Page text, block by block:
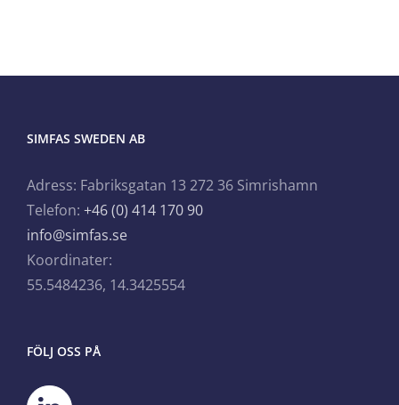
SIMFAS SWEDEN AB
Adress: Fabriksgatan 13 272 36 Simrishamn
Telefon: +46 (0) 414 170 90
info@simfas.se
Koordinater:
55.5484236, 14.3425554
FÖLJ OSS PÅ